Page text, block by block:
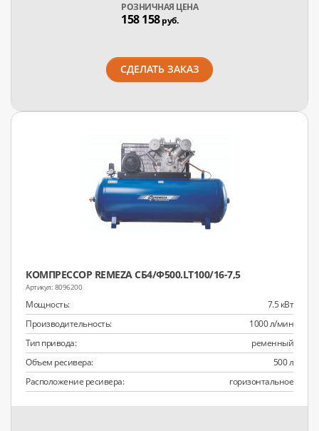
РОЗНИЧНАЯ ЦЕНА
158 158руб.
СДЕЛАТЬ ЗАКАЗ
КОМПРЕССОР REMEZA СБ4/Ф500.LT100/16-7,5
8096200
Мощность:
7.5 кВт
Производительность:
1000 л/мин
Тип привода:
ременный
Объем ресивера:
500 л
Расположение ресивера:
горизонтальное